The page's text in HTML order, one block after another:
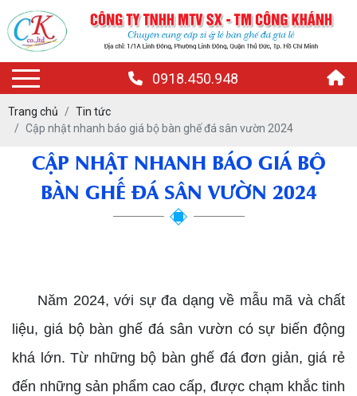
0918.450.948
Trang chủ
Tin tức
Cập nhật nhanh báo giá bộ bàn ghế đá sân vườn 2024
CẬP NHẬT NHANH BÁO GIÁ BỘ
BÀN GHẾ ĐÁ SÂN VƯỜN 2024
Năm 2024, với sự đa dạng về mẫu mã và chất
liệu, giá bộ bàn ghế đá sân vườn có sự biến động
khá lớn. Từ những bộ bàn ghế đá đơn giản, giá rẻ
đến những sản phẩm cao cấp, được chạm khắc tinh